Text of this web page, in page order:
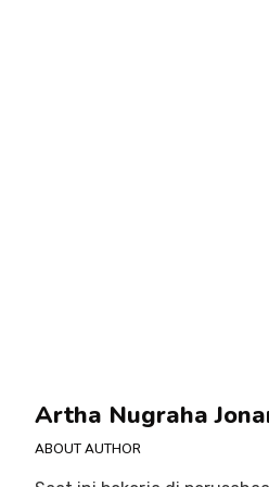
Artha Nugraha
ABOUT AUTHOR